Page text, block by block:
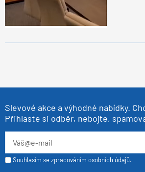
Slevové akce a výhodné nabídky.
Přihlaste si odběr, nebojte,
Souhlasím se zpracováním osobních údajů.